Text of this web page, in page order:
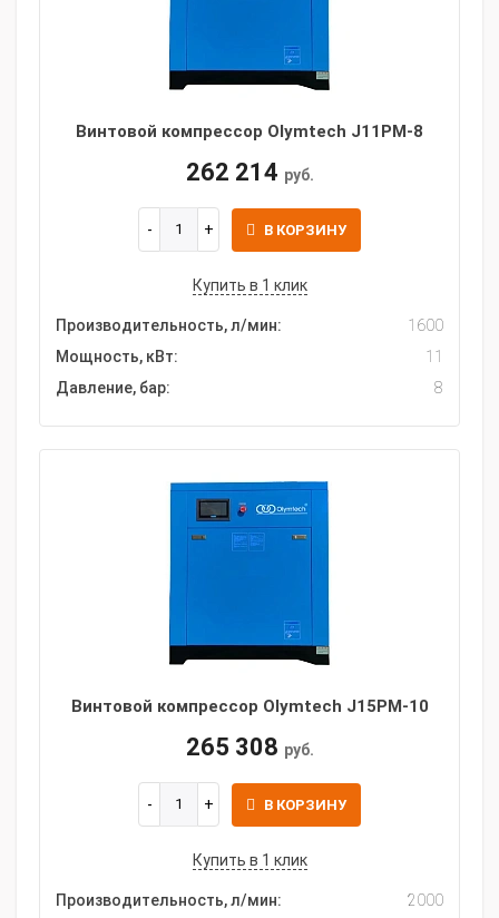
Винтовой компрессор Olymtech J11PM-8
262 214 руб.
В КОРЗИНУ
Купить в 1 клик
Производительность, л/мин:
1600
Мощность, кВт:
11
Давление, бар:
8
Винтовой компрессор Olymtech J15PM-10
265 308 руб.
В КОРЗИНУ
Купить в 1 клик
Производительность, л/мин:
2000